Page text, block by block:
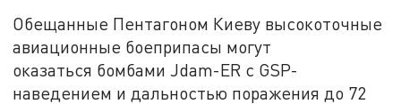
Обещанные Пентагоном Киеву высокоточные
авиационные боеприпасы могут
оказаться бомбами Jdam-ER с GSP-
наведением и дальностью поражения до 72